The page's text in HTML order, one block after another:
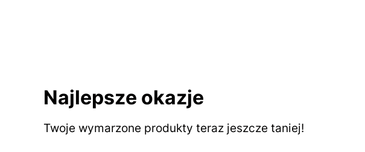
Najlepsze okazje
Twoje wymarzone produkty teraz jeszcze taniej!